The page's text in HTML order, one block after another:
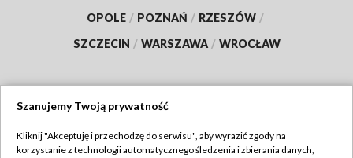
OPOLE / POZNAŃ / RZESZÓW /
SZCZECIN / WARSZAWA / WROCŁAW
TVP
Szanujemy Twoją prywatność
Kliknij "Akceptuję i przechodzę do serwisu", aby wyrazić zgody na
korzystanie z technologii automatycznego śledzenia i zbierania danych,